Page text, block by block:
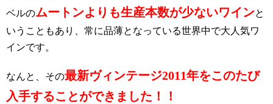
ベルのムートンよりも生産本数が少ないワインと
いうこともあり、常に品薄となっている世界中で大人気ワ
インです。
なんと、その最新ヴィンテージ2011年をこのたび
入手することができました！！